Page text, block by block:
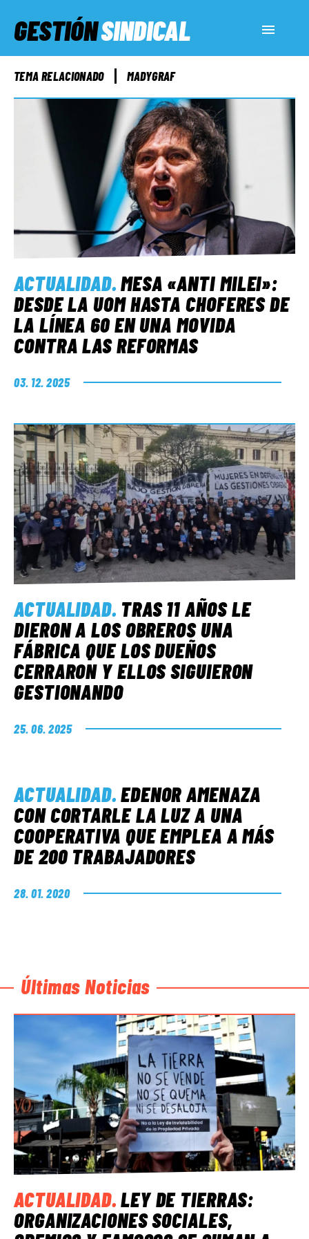
GESTIÓNSINDICAL
ACTUALIDAD
SERVICIOS SOCIALES
INFORMES ESPECIALES
FUERA DE MEGÁFONO
EL LADO «G»
TEMA RELACIONADO MADYGRAF
ACTUALIDAD.MESA «ANTI MILEI»:
DESDE LA UOM HASTA CHOFERES DE
LA LÍNEA 60 EN UNA MOVIDA
CONTRA LAS REFORMAS
03. 12. 2025
ACTUALIDAD. TRAS 11 AÑOS LE
DIERON A LOS OBREROS UNA
FÁBRICA QUE LOS DUEÑOS
CERRARON Y ELLOS SIGUIERON
GESTIONANDO
25. 06. 2025
ACTUALIDAD.EDENOR AMENAZA
CON CORTARLE LA LUZ A UNA
COOPERATIVA QUE EMPLEA A MÁS
DE 200 TRABAJADORES
28. 01. 2020
Últimas Noticias
ACTUALIDAD.LEY DE TIERRAS:
ORGANIZACIONES SOCIALES,